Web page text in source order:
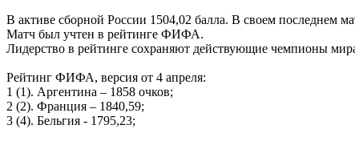
В активе сборной России 1504,02 балла. В своем последнем
Матч был учтен в рейтинге ФИФА.
Лидерство в рейтинге сохраняют действующие чемпионы
Рейтинг ФИФА, версия от 4 апреля:
1 (1). Аргентина – 1858 очков;
2 (2). Франция – 1840,59;
3 (4). Бельгия - 1795,23;